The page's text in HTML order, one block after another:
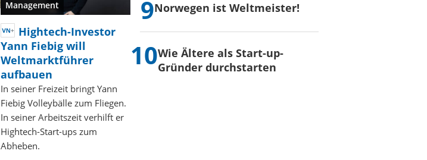
Management
Hightech-Investor
Yann Fiebig will
Weltmarktführer
aufbauen
In seiner Freizeit bringt Yann
Fiebig Volleybälle zum Fliegen.
In seiner Arbeitszeit verhilft er
Hightech-Start-ups zum
Abheben.
Norwegen ist Weltmeister!
Wie Ältere als Start-up-
Gründer durchstarten